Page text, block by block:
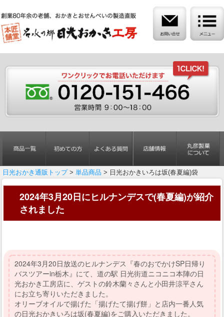
日光おかき通販トップ> 単品商品 > 日光おかきいろは坂(春夏編)袋